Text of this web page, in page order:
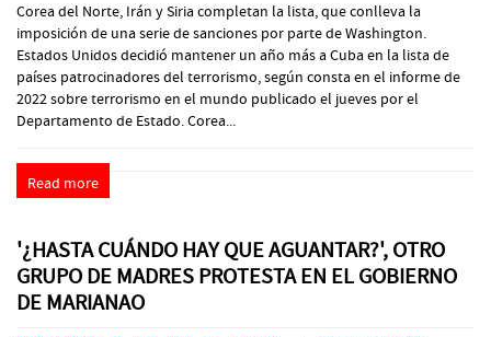
Corea del Norte, Irán y Siria completan la lista, que conlleva la
imposición de una serie de sanciones por parte de Washington.
Estados Unidos decidió mantener un año más a Cuba en la lista de
países patrocinadores del terrorismo, según consta en el informe de
2022 sobre terrorismo en el mundo publicado el jueves por el
Departamento de Estado. Corea...
Read more
'¿HASTA CUÁNDO HAY QUE AGUANTAR?', OTRO
GRUPO DE MADRES PROTESTA EN EL GOBIERNO
DE MARIANAO